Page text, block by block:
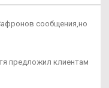
сообщения,но
предложил клиентам